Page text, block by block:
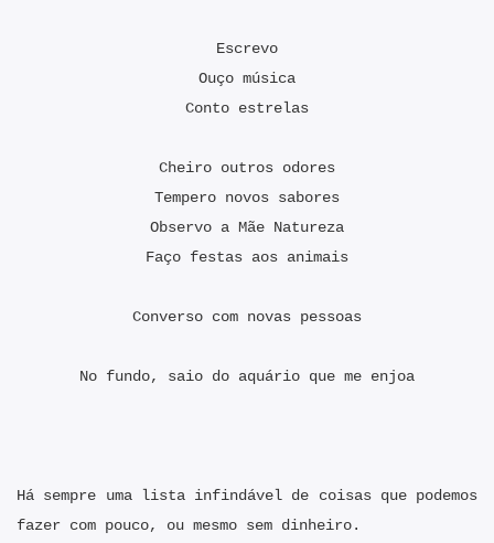
Escrevo
Ouço música
Conto estrelas
Cheiro outros odores
Tempero novos sabores
Observo a Mãe Natureza
Faço festas aos animais
Converso com novas pessoas
No fundo, saio do aquário que me enjoa
Há sempre uma lista infindável de coisas que podemos
fazer com pouco, ou mesmo sem dinheiro.